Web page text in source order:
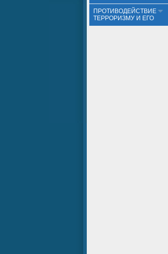
ПРОТИВОДЕЙСТВИЕ
ТЕРРОРИЗМУ И ЕГО